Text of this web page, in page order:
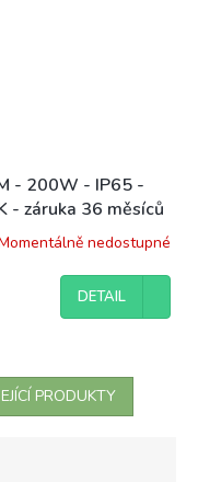
- 200W - IP65 -
- záruka 36 měsíců
nedostupné
DETAIL
PRODUKTY